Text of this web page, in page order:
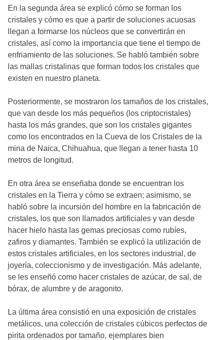
En la segunda área se explicó cómo se forman los
cristales y cómo es que a partir de soluciones acuosas
llegan a formarse los núcleos que se convertirán en
cristales, así como la importancia que tiene el tiempo de
enfriamiento de las soluciones. Se habló también sobre
las mallas cristalinas que forman todos los cristales que
existen en nuestro planeta.
Posteriormente, se mostraron los tamaños de los cristales,
que van desde los más pequeños (los criptocristales)
hasta los más grandes, que son los cristales gigantes
como los encontrados en la Cueva de los Cristales de la
mina de Naica, Chihuahua, que llegan a tener hasta 10
metros de longitud.
En otra área se enseñaba donde se encuentran los
cristales en la Tierra y cómo se extraen; asimismo, se
habló sobre la incursión del hombre en la fabricación de
cristales, los que son llamados artificiales y van desde
hacer hielo hasta las gemas preciosas como rubíes,
zafiros y diamantes. También se explicó la utilización de
estos cristales artificiales, en los sectores industrial, de
joyería, coleccionismo y de investigación. Más adelante,
se les enseñó como hacer cristales de azúcar, de sal, de
bórax, de alumbre y de aragonito.
La última área consistió en una exposición de cristales
metálicos, una colección de cristales cúbicos perfectos de
pirita ordenados por tamaño, ejemplares bien